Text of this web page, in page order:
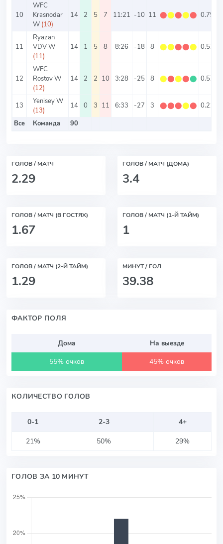
10
WFC
Krasnodar
W (10)
14 2 5 7 11:21 -10 11 ⬤⬤⬤⬤⬤ 0.79
11
Ryazan
VDV W
(11)
14 1 5 8 8:26 -18 8 ⬤⬤⬤⬤⬤ 0.57
12
WFC
Rostov W
(12)
14 2 2 10 3:28 -25 8 ⬤⬤⬤⬤⬤ 0.57
13
Yenisey W
(13)
14 0 3 11 6:33 -27 3 ⬤⬤⬤⬤⬤ 0.21
Все
Команда 90
ГОЛОВ / МАТЧ
2.29
ГОЛОВ / МАТЧ (ДОМА)
3.4
ГОЛОВ / МАТЧ (В ГОСТЯХ)
1.67
ГОЛОВ / МАТЧ (1-Й ТАЙМ)
1
ГОЛОВ / МАТЧ (2-Й ТАЙМ)
1.29
МИНУТ / ГОЛ
39.38
ФАКТОР ПОЛЯ
Дома
На выезде
55% очков
45% очков
КОЛИЧЕСТВО ГОЛОВ
0-1 2-3
4+
21%
50% 29%
ГОЛОВ ЗА 10 МИНУТ